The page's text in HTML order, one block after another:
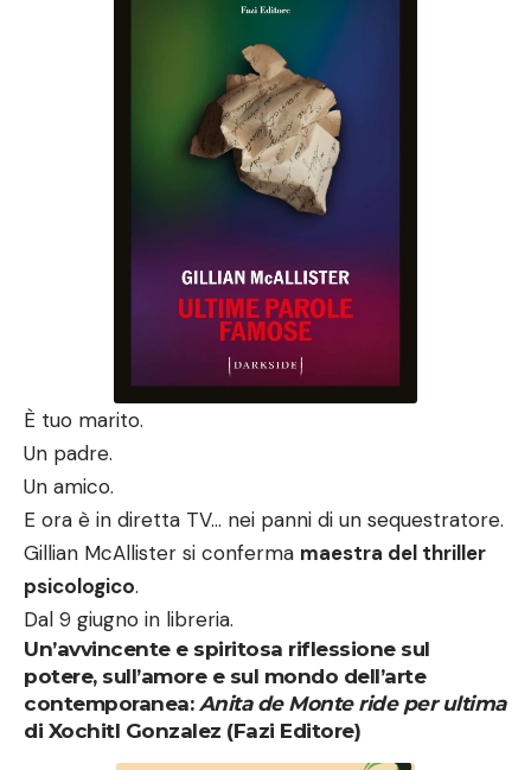
È tuo marito.
Un padre.
Un amico.
E ora è in diretta TV… nei panni di un sequestratore.
Gillian McAllister si conferma maestra del thriller
psicologico.
Dal 9 giugno in libreria.
Un’avvincente e spiritosa riflessione sul
potere, sull’amore e sul mondo dell’arte
contemporanea: Anita de Monte ride per ultima
di Xochitl Gonzalez (Fazi Editore)